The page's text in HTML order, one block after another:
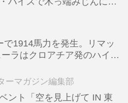
で1914馬力を発生。リマッ
ラはクロアチア発のハイパ
】
ーマガジン編集部
ント「空を見上げて IN 東